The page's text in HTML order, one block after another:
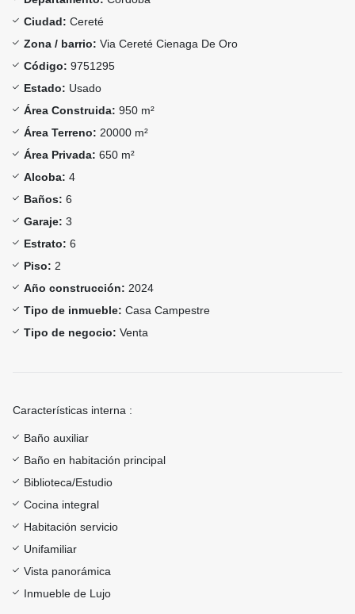
Ciudad: Cereté
Zona / barrio: Via Cereté Cienaga De Oro
Código: 9751295
Estado: Usado
Área Construida: 950 m²
Área Terreno: 20000 m²
Área Privada: 650 m²
Alcoba: 4
Baños: 6
Garaje: 3
Estrato: 6
Piso: 2
Año construcción: 2024
Tipo de inmueble: Casa Campestre
Tipo de negocio: Venta
Características interna :
Baño auxiliar
Baño en habitación principal
Biblioteca/Estudio
Cocina integral
Habitación servicio
Unifamiliar
Vista panorámica
Inmueble de Lujo